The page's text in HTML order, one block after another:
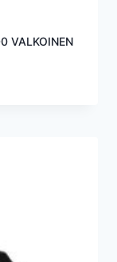
VALKOINEN